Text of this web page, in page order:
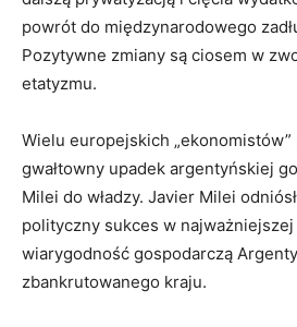
powrót do międzynarodowego
Pozytywne zmiany są ciosem w
etatyzmu.
Wielu europejskich „ekonomistów”
gwałtowny upadek argentyńskiej
Milei do władzy. Javier Milei
polityczny sukces w
wiarygodność gospodarczą
zbankrutowanego kraju.